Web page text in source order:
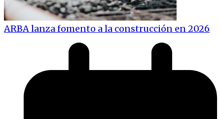
ARBA lanza fomento a la construcción en 2026